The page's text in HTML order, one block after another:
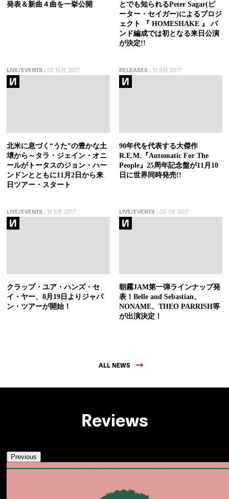
発表＆新曲４曲を一挙公開
とでも知られるPeter Sagar(ピ
ーター・セイガー)によるプロジ
ェクト 『 HOMESHAKE 』 バ
ンド編成では初となる来日公演
が決定!!
LIVE/EVENTS : 26 10月 2017
北米に息づく“うた”の豊かな土
壌から～タラ・ジェイン・オニ
ールがトータスのジョン・ハー
ンドンとともに11月2日から来
日ツアー・スタート
RELEASES:15 9月 2017
90年代を代表する大傑作
R.E.M.『Automatic For The
People』25周年記念盤が11月10
日に世界同時発売!!
LIVE/EVENTS : 18 8月 2017
クラップ・ユア・ハンズ・セ
イ・ヤー、8月19日よりジャパ
ン・ツアーが開始！
LIVE/EVENTS:20 7月 2017
朝霧JAM第一弾ラインナップ発
表！Belle and Sebastian、
NONAME、THEO PARRISH等
が出演決定！
ALL NEWS
Reviews
Previous